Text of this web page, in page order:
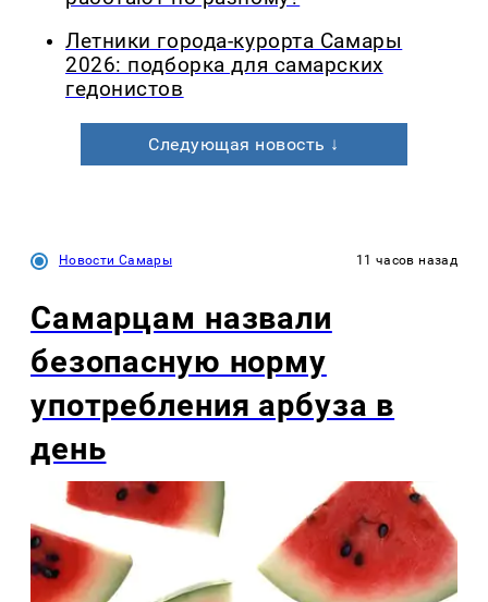
Летники города-курорта Самары
2026: подборка для самарских
гедонистов
Следующая новость ↓
Новости Самары 11 часов назад
Самарцам назвали
безопасную норму
употребления арбуза в
день